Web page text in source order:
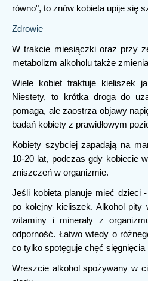
równo", to znów kobieta upije się
Zdrowie
W trakcie miesiączki oraz przy
metabolizm alkoholu także
Wiele kobiet traktuje kieliszek
Niestety, to krótka droga do
pomaga, ale zaostrza objawy
badań kobiety z prawidłowym
Kobiety szybciej zapadają na
10-20 lat, podczas gdy kobiecie
zniszczeń w organizmie.
Jeśli kobieta planuje mieć dzieci
po kolejny kieliszek. Alkohol pity
witaminy i minerały z
odporność. Łatwo wtedy o
co tylko spotęguje chęć
Wreszcie alkohol spożywany w